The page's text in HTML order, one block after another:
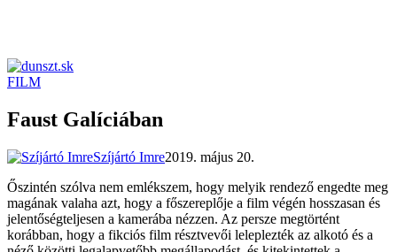
FILM
Faust Galíciában
Szíjártó Imre2019. május 20.
Őszintén szólva nem emlékszem, hogy melyik rendező engedte meg
magának valaha azt, hogy a főszereplője a film végén hosszasan és
jelentőségteljesen a kamerába nézzen. Az persze megtörtént
korábban, hogy a fikciós film résztvevői leleplezték az alkotó és a